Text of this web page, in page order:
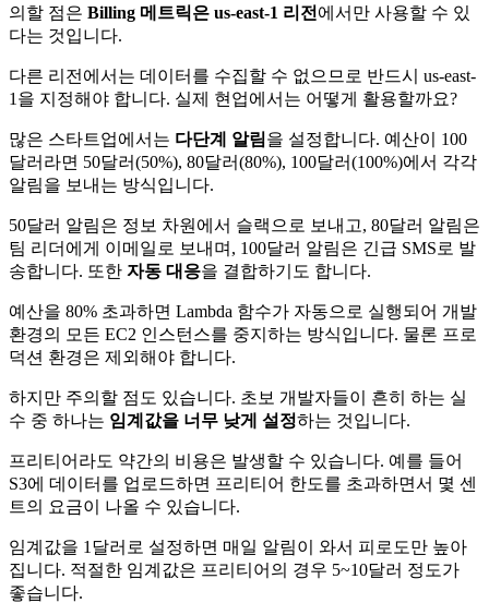
의할 점은 Billing 메트릭은 us-east-1 리전 에서만 사용할 수 있
다는 것입니다.
다른 리전에서는 데이터를 수집할 수 없으므로 반드시 us-east-
1을 지정해야 합니다. 실제 현업에서는 어떻게 활용할까요?
많은 스타트업에서는 다단계 알림을 설정합니다. 예산이 100
달러라면 50달러(50%), 80달러(80%), 100달러(100%)에서 각각
알림을 보내는 방식입니다.
50달러 알림은 정보 차원에서 슬랙으로 보내고, 80달러 알림은
팀 리더에게 이메일로 보내며, 100달러 알림은 긴급 SMS로 발
송합니다. 또한 자동 대응을 결합하기도 합니다.
예산을 80% 초과하면 Lambda 함수가 자동으로 실행되어 개발
환경의 모든 EC2 인스턴스를 중지하는 방식입니다. 물론 프로
덕션 환경은 제외해야 합니다.
하지만 주의할 점도 있습니다. 초보 개발자들이 흔히 하는 실
수 중 하나는 임계값을 너무 낮게 설정하는 것입니다.
프리티어라도 약간의 비용은 발생할 수 있습니다. 예를 들어
S3에 데이터를 업로드하면 프리티어 한도를 초과하면서 몇 센
트의 요금이 나올 수 있습니다.
임계값을 1달러로 설정하면 매일 알림이 와서 피로도만 높아
집니다. 적절한 임계값은 프리티어의 경우 5~10달러 정도가
좋습니다.